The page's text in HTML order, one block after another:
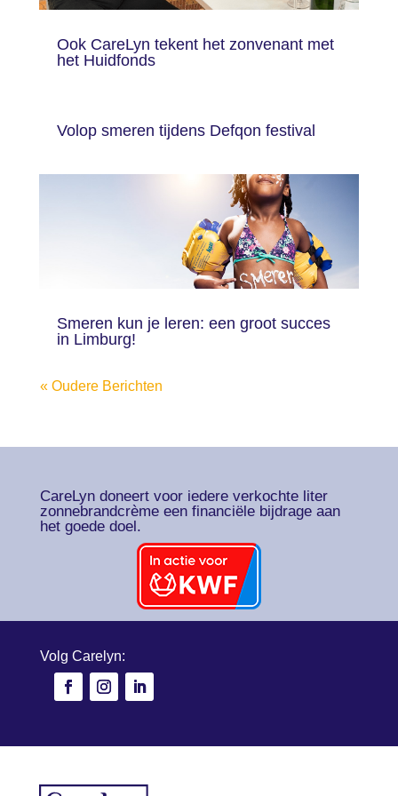
Ook CareLyn tekent het zonvenant met
het Huidfonds
Volop smeren tijdens Defqon festival
Smeren kun je leren: een groot succes
in Limburg!
« Oudere Berichten
CareLyn doneert voor iedere verkochte liter
zonnebrandcrème een financiële bijdrage aan
het goede doel.
Volg Carelyn: